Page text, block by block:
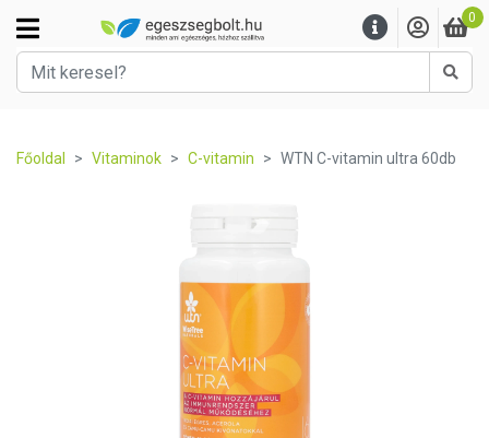
0
Főoldal Vitaminok C-vitamin WTN C-vitamin ultra 60db